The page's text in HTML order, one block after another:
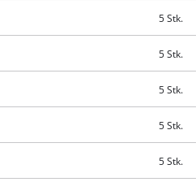
5 Stk.
5 Stk.
5 Stk.
5 Stk.
5 Stk.